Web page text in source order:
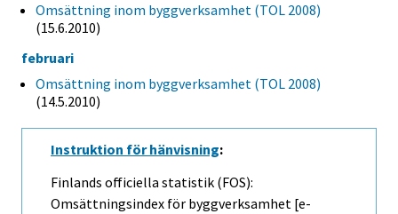
Omsättning inom byggverksamhet (TOL 2008)
(15.6.2010)
februari
Omsättning inom byggverksamhet (TOL 2008)
(14.5.2010)
Instruktion för hänvisning:
Finlands officiella statistik (FOS):
Omsättningsindex för byggverksamhet [e-